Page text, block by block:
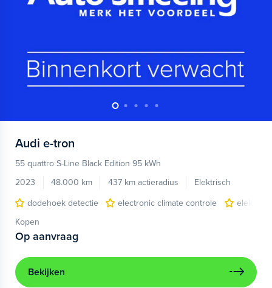
Audi e-tron
55 quattro S-Line Black Edition 95 kWh
2023
48.000 km 437 km actieradius
Elektrisch
dodehoek detectie
electronic climate controle
Kopen
Op aanvraag
Bekijken